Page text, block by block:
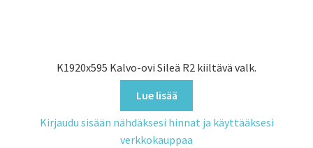
K1920x595 Kalvo-ovi Sileä R2 kiiltävä valk.
Lue lisää
Kirjaudu sisään nähdäksesi hinnat ja käyttääksesi
verkkokauppaa